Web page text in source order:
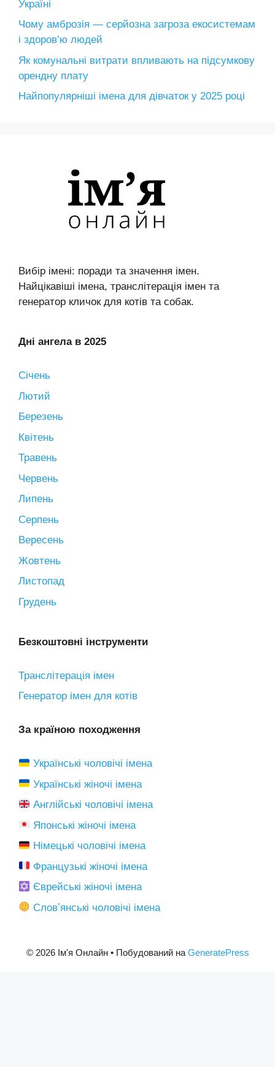
Україні
Чому амброзія — серйозна загроза екосистемам
і здоров’ю людей
Як комунальні витрати впливають на підсумкову
орендну плату
Найпопулярніші імена для дівчаток у 2025 році
Вибір імені: поради та значення імен.
Найцікавіші імена, транслітерація імен та
генератор кличок для котів та собак.
Дні ангела в 2025
Січень
Лютий
Березень
Квітень
Травень
Червень
Липень
Серпень
Вересень
Жовтень
Листопад
Грудень
Безкоштовні інструменти
Транслітерація імен
Генератор імен для котів
За країною походження
Українські чоловічі імена
Українські жіночі імена
Англійські чоловічі імена
Японські жіночі імена
Німецькі чоловічі імена
Французькі жіночі імена
Єврейські жіночі імена
Словʼянські чоловічі імена
© 2026 Ім'я Онлайн• Побудований на GeneratePress